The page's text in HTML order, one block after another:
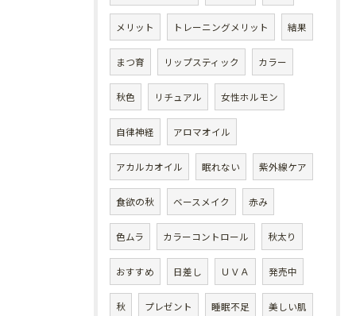
メリット トレーニングメリット 結果
まつ育 リップスティック カラー
秋色 リチュアル 女性ホルモン
自律神経 アロマオイル
アカルカオイル 眠れない 紫外線ケア
食欲の秋 ベースメイク 赤み
色ムラ カラーコントロール 秋太り
おすすめ 日差し ＵＶＡ 発売中
秋 プレゼント 睡眠不足 美しい肌